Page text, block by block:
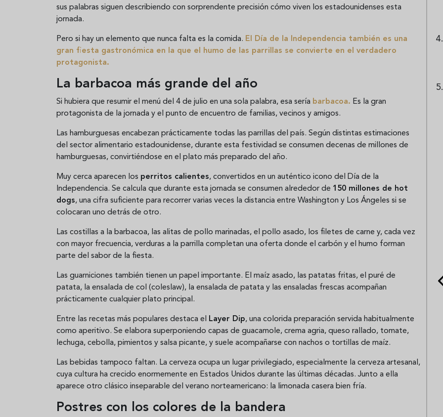
sus palabras siguen describiendo con sorprendente precisión cómo viven los estadounidenses esta
jornada.
Pero si hay un elemento que nunca falta es la comida. El Día de la Independencia también es una
gran fiesta gastronómica en la que el humo de las parrillas se convierte en el verdadero
protagonista.
La barbacoa más grande del año
Si hubiera que resumir el menú del 4 de julio en una sola palabra, esa sería barbacoa. Es la gran
protagonista de la jornada y el punto de encuentro de familias, vecinos y amigos.
Las hamburguesas encabezan prácticamente todas las parrillas del país. Según distintas estimaciones
del sector alimentario estadounidense, durante esta festividad se consumen decenas de millones de
hamburguesas, convirtiéndose en el plato más preparado del año.
Muy cerca aparecen los perritos calientes, convertidos en un auténtico icono del Día de la
Independencia. Se calcula que durante esta jornada se consumen alrededor de 150 millones de hot
dogs, una cifra suficiente para recorrer varias veces la distancia entre Washington y Los Ángeles si se
colocaran uno detrás de otro.
Las costillas a la barbacoa, las alitas de pollo marinadas, el pollo asado, los filetes de carne y, cada vez
con mayor frecuencia, verduras a la parrilla completan una oferta donde el carbón y el humo forman
parte del sabor de la fiesta.
Las guarniciones también tienen un papel importante. El maíz asado, las patatas fritas, el puré de
patata, la ensalada de col (coleslaw), la ensalada de patata y las ensaladas frescas acompañan
prácticamente cualquier plato principal.
Entre las recetas más populares destaca el Layer Dip, una colorida preparación servida habitualmente
como aperitivo. Se elabora superponiendo capas de guacamole, crema agria, queso rallado, tomate,
lechuga, cebolla, pimientos y salsa picante, y suele acompañarse con nachos o tortillas de maíz.
Las bebidas tampoco faltan. La cerveza ocupa un lugar privilegiado, especialmente la cerveza artesanal,
cuya cultura ha crecido enormemente en Estados Unidos durante las últimas décadas. Junto a ella
aparece otro clásico inseparable del verano norteamericano: la limonada casera bien fría.
Postres con los colores de la bandera